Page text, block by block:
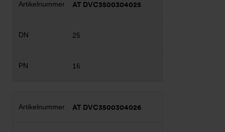
AT DVC3500304025
25
16
AT DVC3500304026